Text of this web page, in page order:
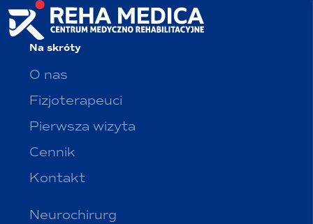
Na skróty
O nas
Fizjoterapeuci
Pierwsza wizyta
Cennik
Kontakt
Neurochirurg